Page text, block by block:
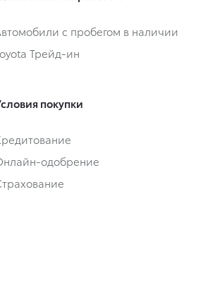
с пробегом в наличии
Трейд-ин
покупки
одобрение